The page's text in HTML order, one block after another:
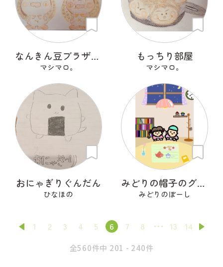
なんきん豆ブラザーズ ＮナンＫキンちゃん
マシマロ。
もっちり部屋
マシマロ。
おにゃぎりぐんだん
ひなほの
みどりの帽子のグリンくん
みどりのぼーし
1 2 3 4 5 6 7 8 13 14
全560件中 201 - 240件